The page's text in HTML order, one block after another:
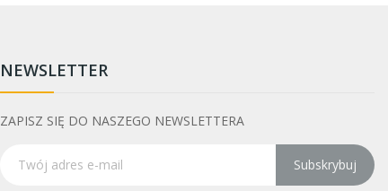
NEWSLETTER
ZAPISZ SIĘ DO NASZEGO NEWSLETTERA
Subskrybuj